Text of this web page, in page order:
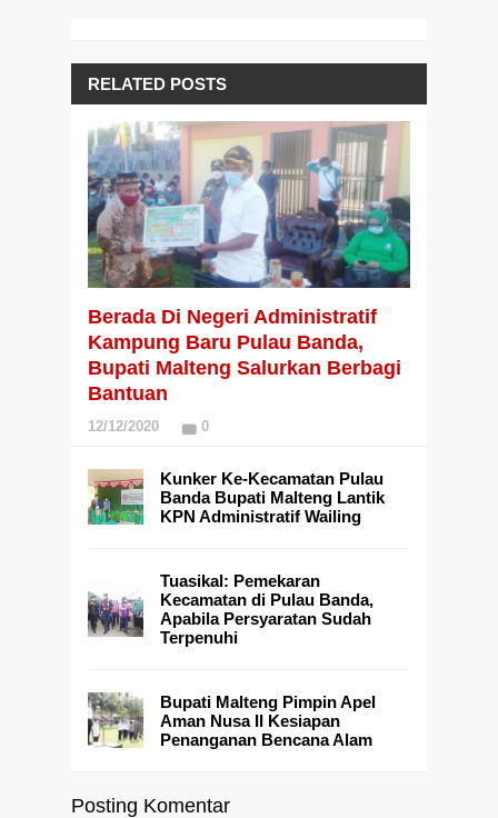
RELATED POSTS
Berada Di Negeri Administratif
Kampung Baru Pulau Banda,
Bupati Malteng Salurkan Berbagi
Bantuan
12/12/2020 0
Kunker Ke-Kecamatan Pulau
Banda Bupati Malteng Lantik
KPN Administratif Wailing
Tuasikal: Pemekaran
Kecamatan di Pulau Banda,
Apabila Persyaratan Sudah
Terpenuhi
Bupati Malteng Pimpin Apel
Aman Nusa II Kesiapan
Penanganan Bencana Alam
Posting Komentar